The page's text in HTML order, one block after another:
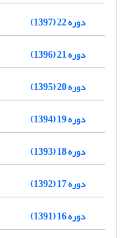
دوره 22 (1397)
دوره 21 (1396)
دوره 20 (1395)
دوره 19 (1394)
دوره 18 (1393)
دوره 17 (1392)
دوره 16 (1391)